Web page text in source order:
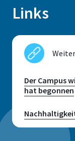
Grantham-
53757,
Telefon
+49 2241 865
Ute
Links
Der Campus
hat begonnen